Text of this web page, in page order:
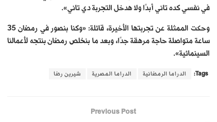
في نفسي كده تاني أبدًا ولا هدخل التجربة دي تاني».
وحكت الممثلة عن تجربتها الأخيرة، قائلة: «وكنا بنصور في رمضان 35
ساعة متواصلة حاجة مرهقة جدًا، وبعد ما بنخلص رمضان بنتجه لأعمالنا
السينمائية».
Tags: الدراما الرمضانية الدراما المصرية شيرين رضا
Previous Post